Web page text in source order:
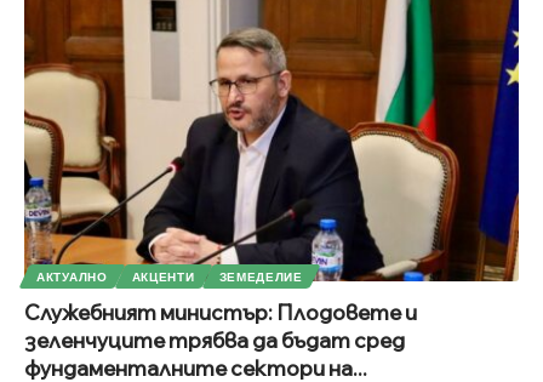
АКТУАЛНО АКЦЕНТИ ЗЕМЕДЕЛИЕ
Служебният министър: Плодовете и
зеленчуците трябва да бъдат сред
фундаменталните сектори на...